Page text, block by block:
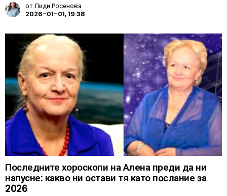
отЛиди Росенова
2026-01-01, 19:38
Последните хороскопи на Алена преди да ни
напусне: какво ни остави тя като послание за
2026